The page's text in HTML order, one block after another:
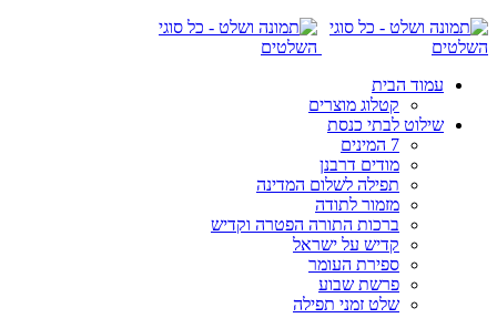
עמוד הבית
קטלוג מוצרים
שילוט לבתי כנסת
7 המינים
מודים דרבנן
תפילה לשלום המדינה
מזמור לתודה
ברכות התורה הפטרה וקדיש
קדיש על ישראל
ספירת העומר
פרשת שבוע
שלט זמני תפילה